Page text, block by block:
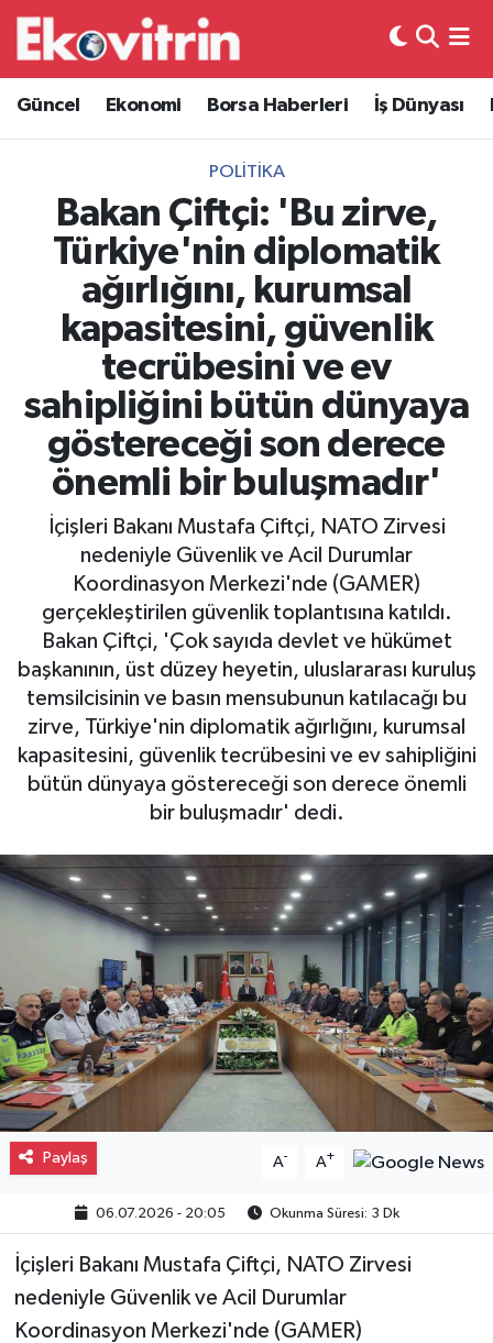
Güncel Ekonomi Borsa Haberleri İş Dünyası
POLITIKA
Bakan Çiftçi: 'Bu zirve,
Türkiye'nin diplomatik
ağırlığını, kurumsal
kapasitesini, güvenlik
tecrübesini ve ev
sahipliğini bütün dünyaya
göstereceği son derece
önemli bir buluşmadır'
İçişleri Bakanı Mustafa Çiftçi, NATO Zirvesi
nedeniyle Güvenlik ve Acil Durumlar
Koordinasyon Merkezi'nde (GAMER)
gerçekleştirilen güvenlik toplantısına katıldı.
Bakan Çiftçi, 'Çok sayıda devlet ve hükümet
başkanının, üst düzey heyetin, uluslararası kuruluş
temsilcisinin ve basın mensubunun katılacağı bu
zirve, Türkiye'nin diplomatik ağırlığını, kurumsal
kapasitesini, güvenlik tecrübesini ve ev sahipliğini
bütün dünyaya göstereceği son derece önemli
bir buluşmadır' dedi.
Paylaş A- A+
06.07.2026 - 20:05 Okunma Süresi: 3 Dk
İçişleri Bakanı Mustafa Çiftçi, NATO Zirvesi
nedeniyle Güvenlik ve Acil Durumlar
Koordinasyon Merkezi'nde (GAMER)
Güncel
Ekonomi
Borsa Haberleri
İş Dünyası
Lojistik
Otovitrin
Asayiş
Magazin
Gayrimenkul
Spor
Eğitim
Hava Durumu
Trafik Durumu
Süper Lig Puan Durumu ve Fikstür
Tüm Manşetler
Son Dakika Haberleri
Haber Arşivi